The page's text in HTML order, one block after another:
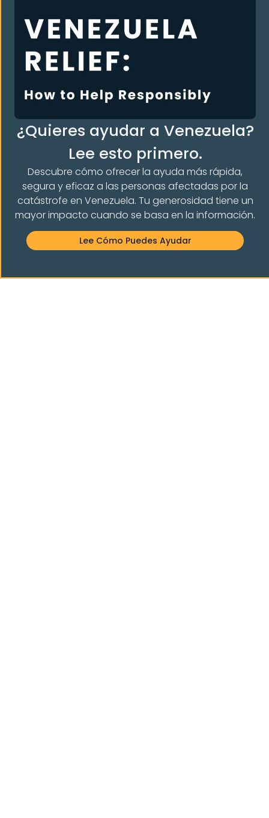
Declaración De La VIA Sobre El Premio Nobel
De La Paz 2025 Y La Crisis Venezolana
Declaración De La VIA Sobre La Posición De La
Comunidad Internacional Respecto A
Venezuela Como Estado Fallido
Ver
Logro», Los Directores Reflexionan Sobre Los 9
¿Quieres ayudar a Venezuela?
Lee esto primero.
Descubre cómo ofrecer la ayuda más rápida,
segura y eficaz a las personas afectadas por la
catástrofe en Venezuela. Tu generosidad tiene un
mayor impacto cuando se basa en la información.
Lee Cómo Puedes Ayudar